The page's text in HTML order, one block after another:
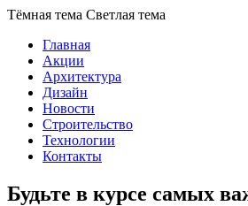
Тёмная тема Светлая тема
Главная
Акции
Архитектура
Дизайн
Новости
Строительство
Технологии
Контакты
Будьте в курсе самых